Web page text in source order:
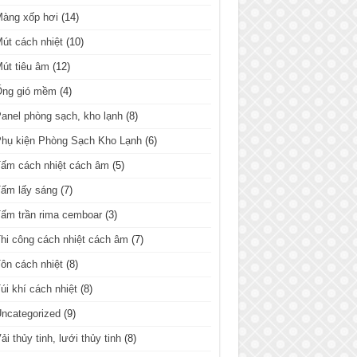
xốp hơi (14)
cách nhiệt (10)
tiêu âm (12)
gió mềm (4)
phòng sạch, kho lạnh (8)
kiện Phòng Sạch Kho Lạnh (6)
cách nhiệt cách âm (5)
lấy sáng (7)
trần rima cemboar (3)
công cách nhiệt cách âm (7)
cách nhiệt (8)
khí cách nhiệt (8)
(9)
thủy tinh, lưới thủy tinh (8)